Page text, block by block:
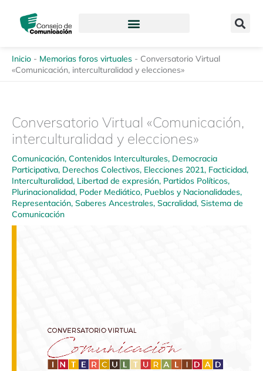
contenido
Inicio - Memorias foros virtuales - Conversatorio Virtual
«Comunicación, interculturalidad y elecciones»
Conversatorio Virtual «Comunicación,
interculturalidad y elecciones»
Comunicación, Contenidos Interculturales, Democracia
Participativa, Derechos Colectivos, Elecciones 2021, Facticidad,
Interculturalidad, Libertad de expresión, Partidos Políticos,
Plurinacionalidad, Poder Mediático, Pueblos y Nacionalidades,
Representación, Saberes Ancestrales, Sacralidad, Sistema de
Comunicación